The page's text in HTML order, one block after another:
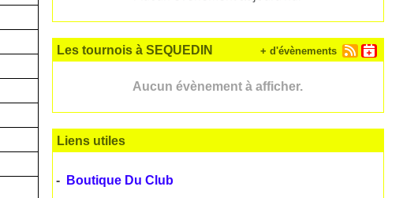
Les tournois à SEQUEDIN
Aucun évènement à afficher.
+ d'évènements
Liens utiles
- Boutique Du Club